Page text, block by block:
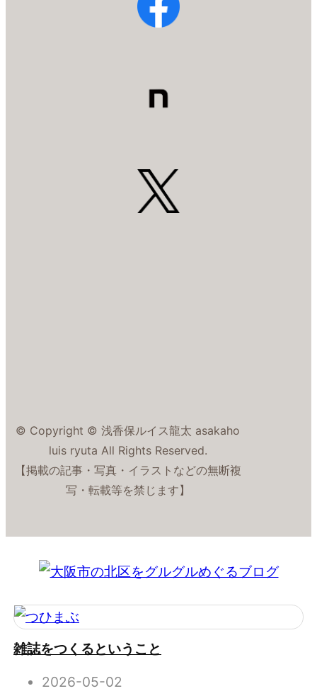
© Copyright © 浅香保ルイス龍太 asakaho
luis ryuta All Rights Reserved.
【掲載の記事・写真・イラストなどの無断複
写・転載等を禁じます】
雑誌をつくるということ
2026-05-02